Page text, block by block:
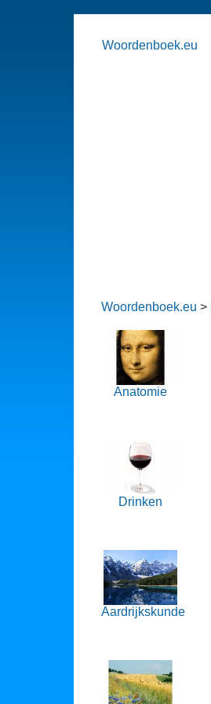
Woordenboek.eu
Woordenboek.eu >
Anatomie
Drinken
Aardrijkskunde